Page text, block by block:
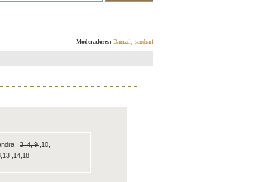
Moderadores: Damzel sandrarf
: 3 ,4, 9 ,10,
,14,18